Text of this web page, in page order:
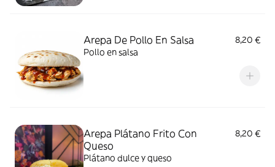
Arepa De Pollo En Salsa
8,20 €
Pollo en salsa
Arepa Plátano Frito Con
Queso
8,20 €
Plátano dulce y queso